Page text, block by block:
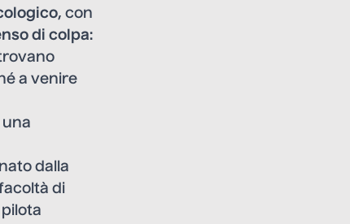
, con
di colpa:
a venire
una
dalla
di